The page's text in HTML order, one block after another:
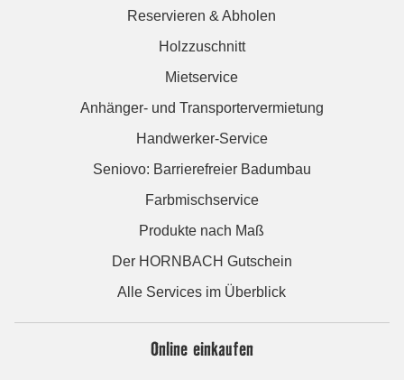
Reservieren & Abholen
Holzzuschnitt
Mietservice
Anhänger- und Transportervermietung
Handwerker-Service
Seniovo: Barrierefreier Badumbau
Farbmischservice
Produkte nach Maß
Der HORNBACH Gutschein
Alle Services im Überblick
Online einkaufen